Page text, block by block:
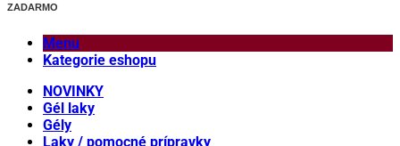
ZADARMO
Menu
Kategorie eshopu
NOVINKY
Gél laky
Gély
Laky / pomocné prípravky